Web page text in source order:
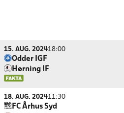
15. AUG. 202418:00
Odder IGF
Hørning IF
18. AUG. 202411:30
FC Århus Syd